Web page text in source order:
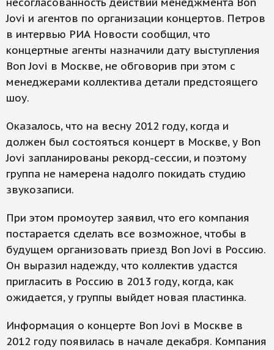
Jovi и агентов по организации концертов. Петров
в интервью РИА Новости сообщил, что
концертные агенты назначили дату выступления
Bon Jovi в Москве, не обговорив при этом с
менеджерами коллектива детали предстоящего
шоу.
Оказалось, что на весну 2012 году, когда и
должен был состояться концерт в Москве, у Bon
Jovi запланированы рекорд-сессии, и поэтому
группа не намерена надолго покидать студию
звукозаписи.
При этом промоутер заявил, что его компания
постарается сделать все возможное, чтобы в
будущем организовать приезд Bon Jovi в Россию.
Он выразил надежду, что коллектив удастся
пригласить в Россию в 2013 году, когда, как
ожидается, у группы выйдет новая пластинка.
Информация о концерте Bon Jovi в Москве в
2012 году появилась в начале декабря. Компания